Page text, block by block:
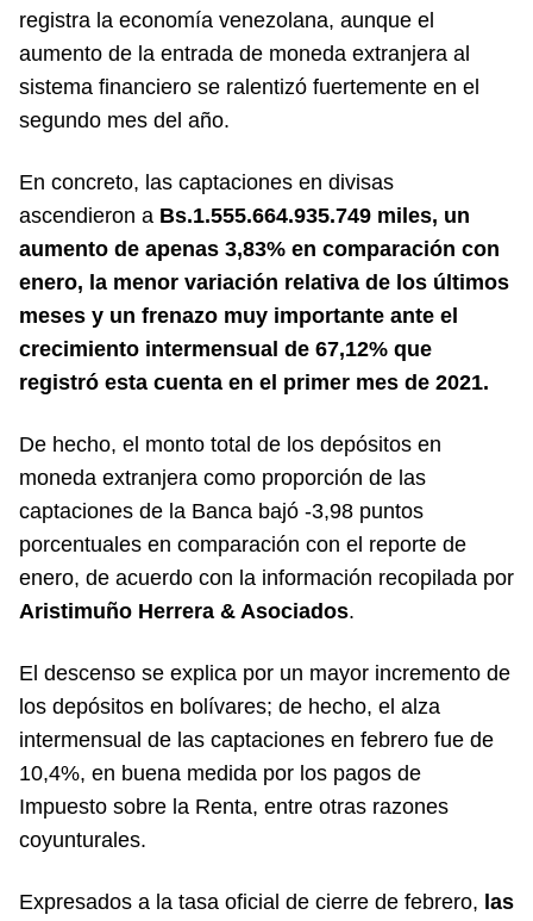
registra la economía venezolana, aunque el
aumento de la entrada de moneda extranjera al
sistema financiero se ralentizó fuertemente en el
segundo mes del año.
En concreto, las captaciones en divisas
ascendieron a Bs.1.555.664.935.749 miles, un
aumento de apenas 3,83% en comparación con
enero, la menor variación relativa de los últimos
meses y un frenazo muy importante ante el
crecimiento intermensual de 67,12% que
registró esta cuenta en el primer mes de 2021.
De hecho, el monto total de los depósitos en
moneda extranjera como proporción de las
captaciones de la Banca bajó -3,98 puntos
porcentuales en comparación con el reporte de
enero, de acuerdo con la información recopilada por
Aristimuño Herrera & Asociados.
El descenso se explica por un mayor incremento de
los depósitos en bolívares; de hecho, el alza
intermensual de las captaciones en febrero fue de
10,4%, en buena medida por los pagos de
Impuesto sobre la Renta, entre otras razones
coyunturales.
Expresados a la tasa oficial de cierre de febrero, las